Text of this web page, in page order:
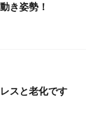
き姿勢！
スと老化です